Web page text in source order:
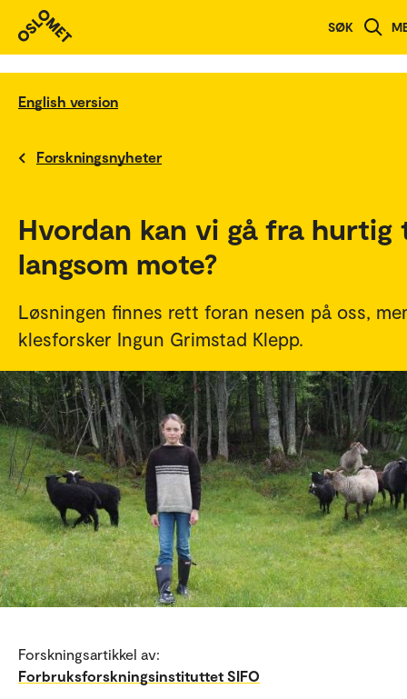
SØK
English version
Forskningsnyheter
Hvordan kan vi gå fra hurtig
langsom mote?
Løsningen finnes rett foran nesen på oss,
klesforsker Ingun Grimstad Klepp.
Forskningsartikkel av:
Forbruksforskningsinstituttet SIFO